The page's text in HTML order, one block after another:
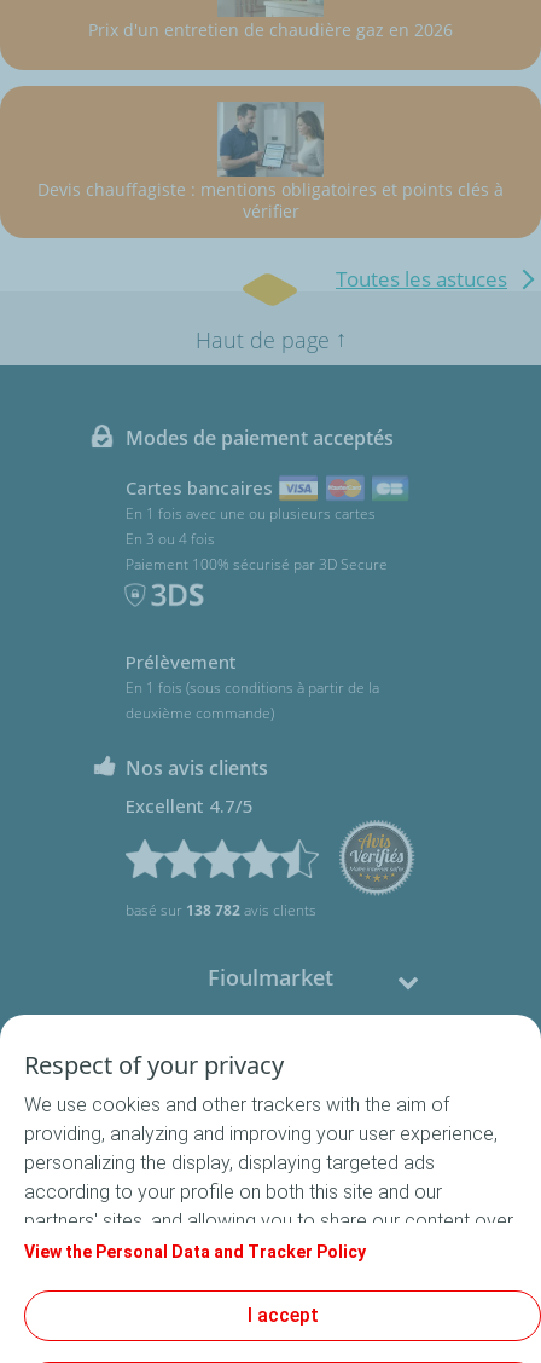
Prix d'un entretien de chaudière gaz en 2026
Devis chauffagiste : mentions obligatoires et points clés à
vérifier
Toutes les astuces
Haut de page ↑
Modes de paiement acceptés
Cartes bancaires
En 1 fois avec une ou plusieurs cartes
En 3 ou 4 fois
Paiement 100% sécurisé par 3D Secure
Prélèvement
En 1 fois (sous conditions à partir de la
deuxième commande)
Nos avis clients
Excellent 4.7/5
basé sur 138 782avis clients
Fioulmarket
Nous contacter
Suivez-nous
Conditions Générales de Vente
Respect of your privacy
We use cookies and other trackers with the aim of
providing, analyzing and improving your user experience,
personalizing the display, displaying targeted ads
according to your profile on both this site and our
partners' sites, and allowing you to share our content over
social media. In accordance with French legislation,
default. You can change your cookie settings at any time
by clicking on the "Manage my cookies" button. By clicking
View the Personal Data and Tracker Policy
I accept